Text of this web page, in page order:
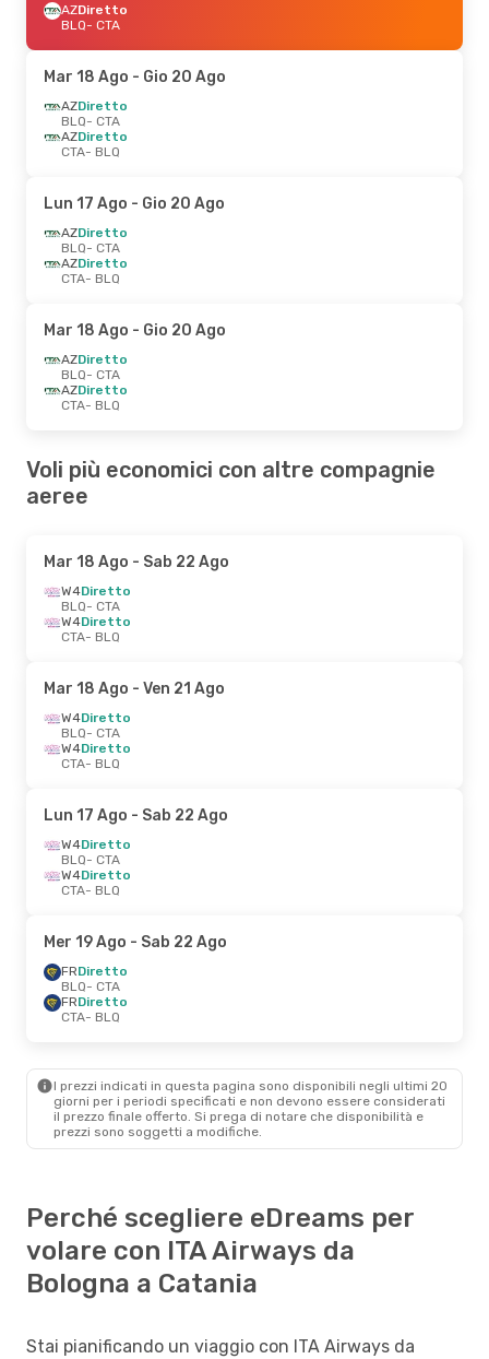
AZDiretto
BLQ- CTA
Mar 18 Ago - Gio 20 Ago
AZDiretto
BLQ- CTA
AZDiretto
CTA- BLQ
Lun 17 Ago - Gio 20 Ago
AZDiretto
BLQ- CTA
AZDiretto
CTA- BLQ
Mar 18 Ago - Gio 20 Ago
AZDiretto
BLQ- CTA
AZDiretto
CTA- BLQ
Voli più economici con altre compagnie
aeree
Mar 18 Ago - Sab 22 Ago
W4Diretto
BLQ- CTA
W4Diretto
CTA- BLQ
Mar 18 Ago - Ven 21 Ago
W4Diretto
BLQ- CTA
W4Diretto
CTA- BLQ
Lun 17 Ago - Sab 22 Ago
W4Diretto
BLQ- CTA
W4Diretto
CTA- BLQ
Mer 19 Ago - Sab 22 Ago
FRDiretto
BLQ- CTA
FRDiretto
CTA- BLQ
I prezzi indicati in questa pagina sono disponibili negli ultimi 20
giorni per i periodi specificati e non devono essere considerati
il ​​prezzo finale offerto. Si prega di notare che disponibilità e
prezzi sono soggetti a modifiche.
Perché scegliere eDreams per
volare con ITA Airways da
Bologna a Catania
Stai pianificando un viaggio con ITA Airways da